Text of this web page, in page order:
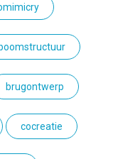
boomstructuur
brugontwerp
cocreatie